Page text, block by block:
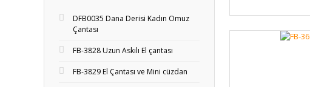
DFB0035 Dana Derisi Kadın Omuz
Çantası
FB-3828 Uzun Askılı El çantası
FB-3829 El Çantası ve Mini cüzdan